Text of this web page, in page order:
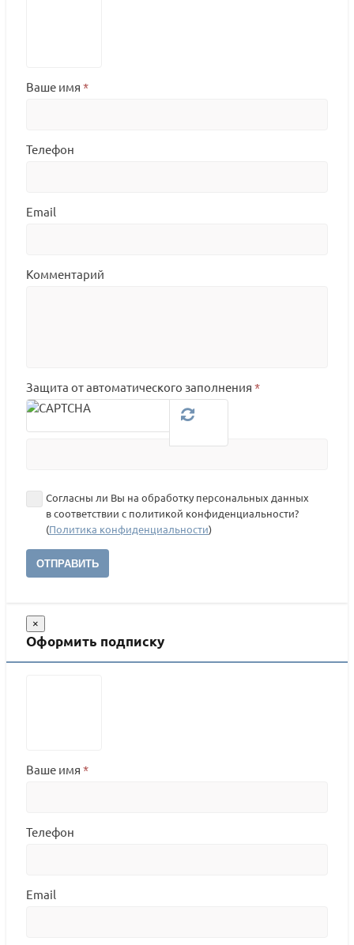
Ваше имя *
Телефон
Email
Комментарий
Защита от автоматического заполнения *
Согласны ли Вы на обработку персональных данных
в соответствии с политикой конфиденциальности?
(Политика конфиденциальности)
ОТПРАВИТЬ
×
Оформить подписку
Ваше имя *
Телефон
Email